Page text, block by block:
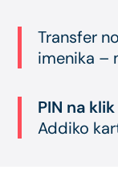
Transfer
imenika –
PIN na klik
Addiko